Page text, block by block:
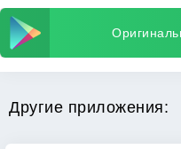
Другие приложения: